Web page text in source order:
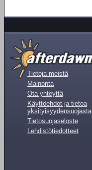
Tietoja meistä
Mainonta
Ota yhteyttä
Käyttöehdot ja tietoa
yksityisyydensuojasta
Tietosuojaseloste
Lehdistötiedotteet